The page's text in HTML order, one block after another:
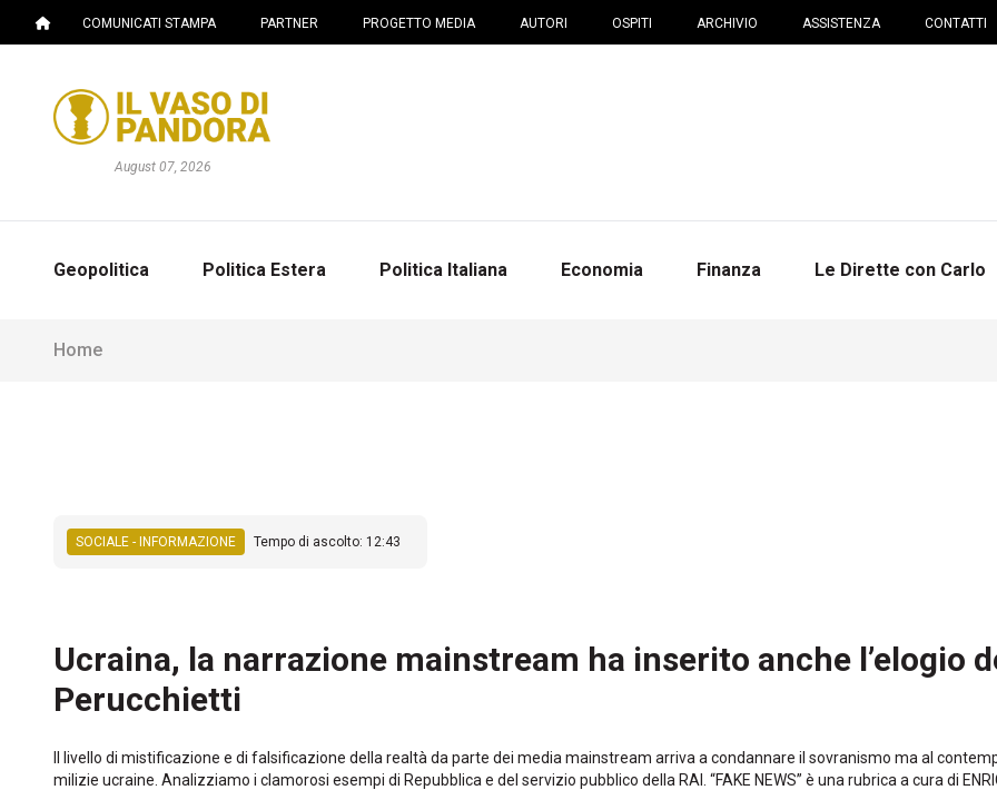
COMUNICATI STAMPA PARTNER PROGETTO MEDIA AUTORI OSPITI ARCHIVIO ASSISTENZA CONTATTI
August 07, 2026
Geopolitica Politica Estera Politica Italiana Economia Finanza Le Dirette con Carlo
Home
SOCIALE - INFORMAZIONE Tempo di ascolto: 12:43
Ucraina, la narrazione mainstream ha inserito anche l’elogio
Perucchietti
Il livello di mistificazione e di falsificazione della realtà da parte dei media mainstream arriva a condannare il sovranismo ma al
milizie ucraine. Analizziamo i clamorosi esempi di Repubblica e del servizio pubblico della RAI. “FAKE NEWS” è una rubrica a cura di